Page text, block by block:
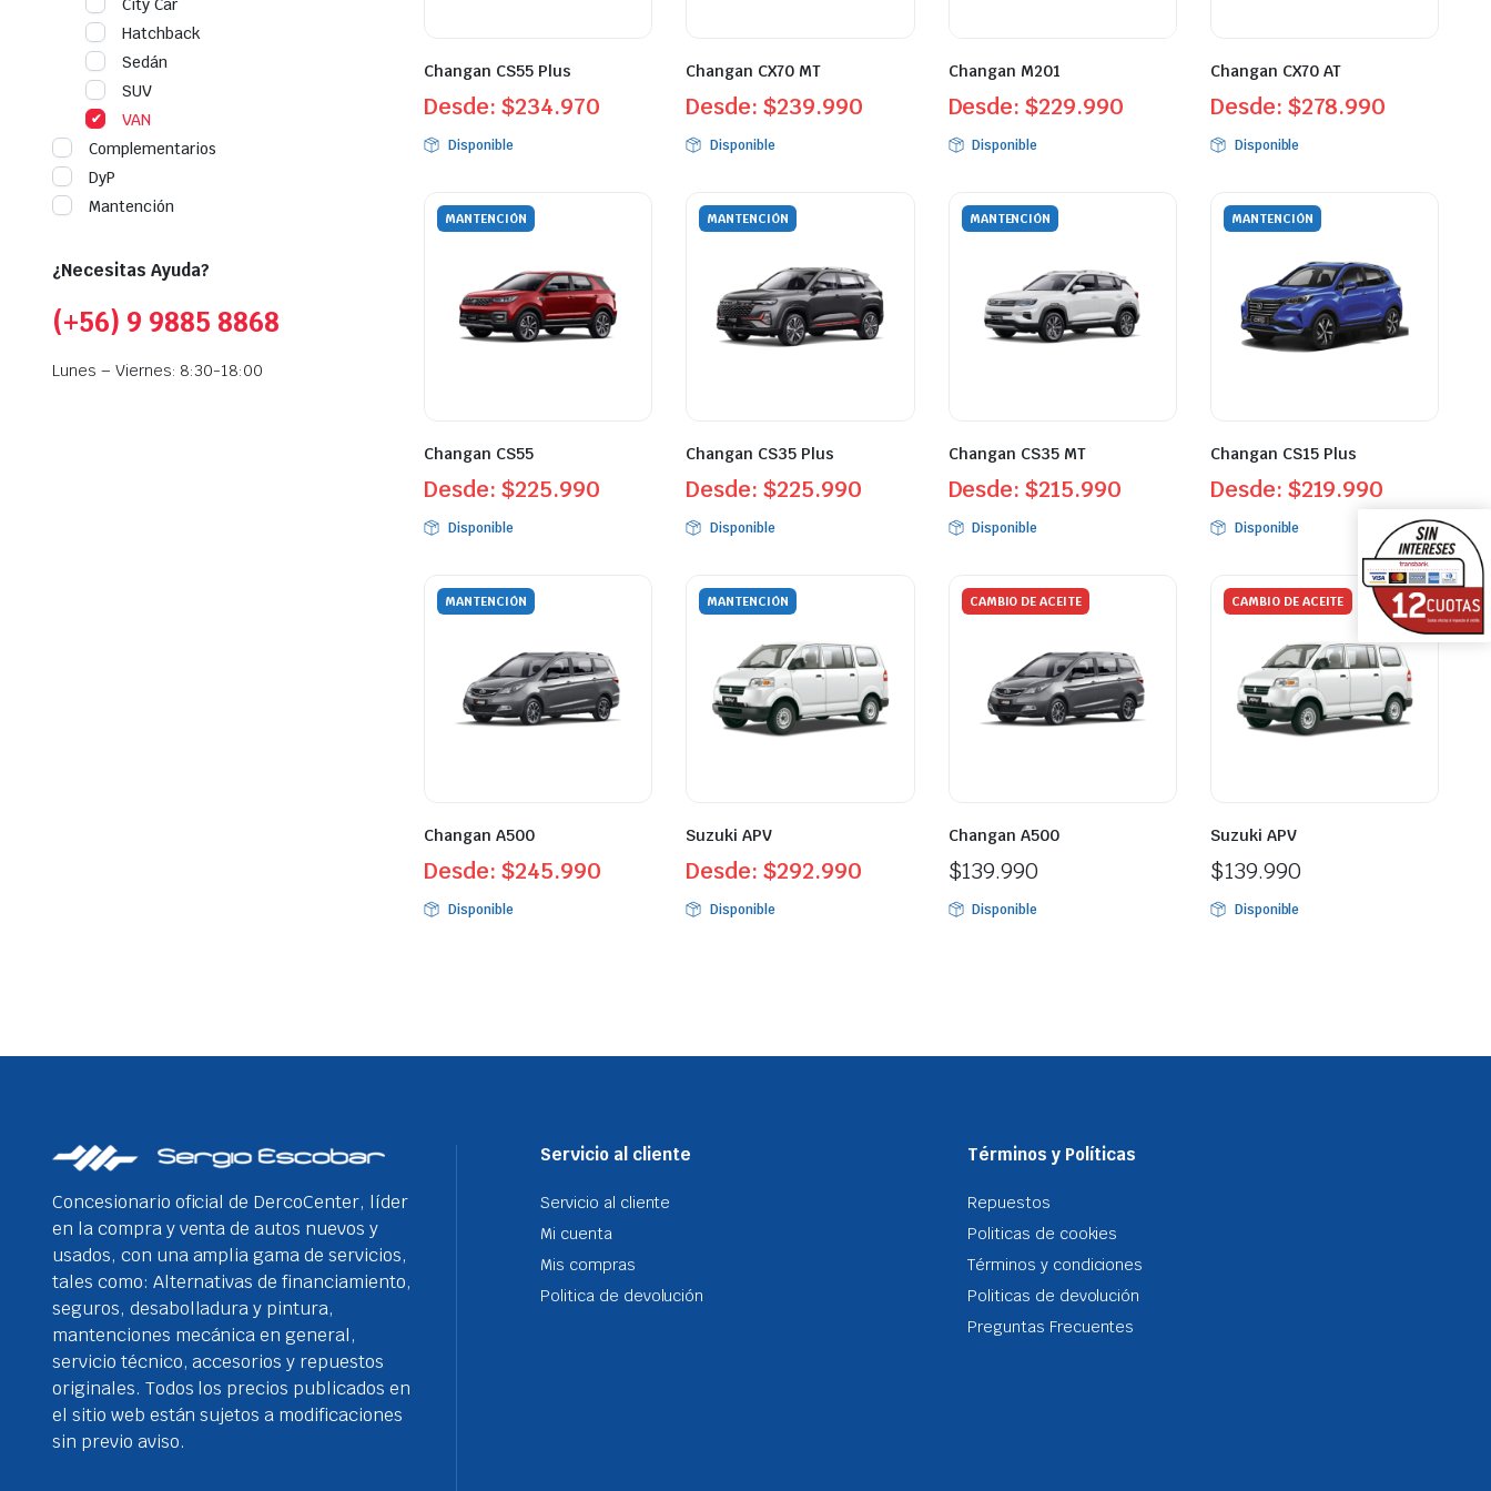
Changan CS55 Plus
Desde: $234.970
Disponible
Changan CX70 MT
Desde:$239.990
Disponible
Changan M201
Desde:$229.990
Disponible
Changan CX70 AT
Desde: $278.990
Disponible
MANTENCIÓN
Changan CS55
Desde: $225.990
Disponible
MANTENCIÓN
Changan CS35 Plus
Desde:$225.990
Disponible
MANTENCIÓN
Changan CS35 MT
Desde:$215.990
Disponible
MANTENCIÓN
Changan CS15 Plus
Desde: $219.990
Disponible
MANTENCIÓN
Changan A500
Desde: $245.990
Disponible
MANTENCIÓN
Suzuki APV
Desde:$292.990
Disponible
CAMBIO DE ACEITE
Changan A500
$139.990
Disponible
CAMBIO DE ACEITE
Suzuki APV
$139.990
Disponible
City Car
Hatchback
Sedán
SUV
VAN
Complementarios
DyP
Mantención
¿Necesitas Ayuda?
(+56) 9 9885 8868
Lunes – Viernes: 8:30-18:00
Concesionario oficial de DercoCenter, líder
en la compra y venta de autos nuevos y
usados, con una amplia gama de servicios,
tales como: Alternativas de financiamiento,
seguros, desabolladura y pintura,
mantenciones mecánica en general,
servicio técnico, accesorios y repuestos
originales. Todos los precios publicados en
el sitio web están sujetos a modificaciones
sin previo aviso.
Servicio al cliente
Servicio al cliente
Mi cuenta
Mis compras
Politica de devolución
Términos y Políticas
Repuestos
Politicas de cookies
Términos y condiciones
Politicas de devolución
Preguntas Frecuentes